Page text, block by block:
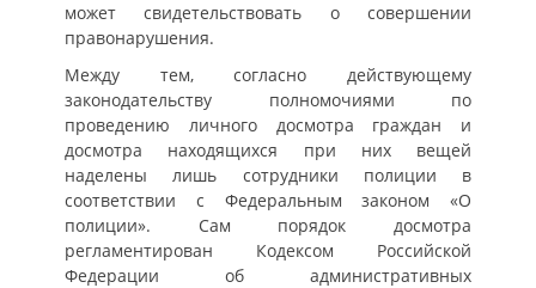
может свидетельствовать о совершении
правонарушения.
Между тем, согласно действующему
законодательству полномочиями по
проведению личного досмотра граждан и
досмотра находящихся при них вещей
наделены лишь сотрудники полиции в
соответствии с Федеральным законом «О
полиции». Сам порядок досмотра
регламентирован Кодексом Российской
Федерации об административных